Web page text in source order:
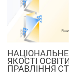
ЯКОСТІ
ПРАВЛІННЯ